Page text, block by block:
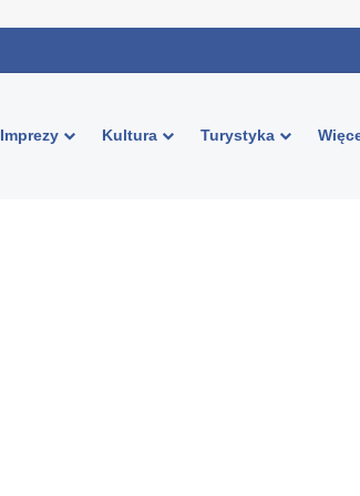
Imprezy Kultura Turystyka